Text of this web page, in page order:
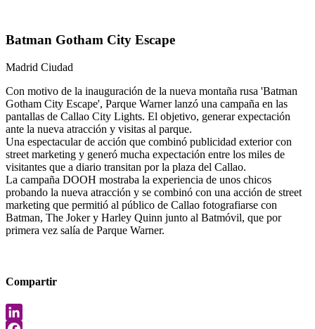
Batman Gotham City Escape
Madrid Ciudad
Con motivo de la inauguración de la nueva montaña rusa 'Batman
Gotham City Escape', Parque Warner lanzó una campaña en las
pantallas de Callao City Lights. El objetivo, generar expectación
ante la nueva atracción y visitas al parque.
Una espectacular de acción que combinó publicidad exterior con
street marketing y generó mucha expectación entre los miles de
visitantes que a diario transitan por la plaza del Callao.
La campaña DOOH mostraba la experiencia de unos chicos
probando la nueva atracción y se combinó con una acción de street
marketing que permitió al público de Callao fotografiarse con
Batman, The Joker y Harley Quinn junto al Batmóvil, que por
primera vez salía de Parque Warner.
Compartir